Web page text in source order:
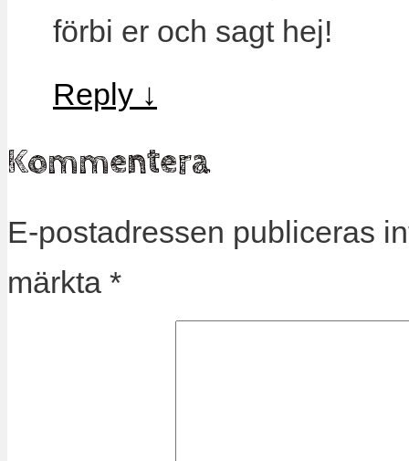
förbi er och sagt hej!
Reply ↓
Kommentera
E-postadressen publiceras
märkta *